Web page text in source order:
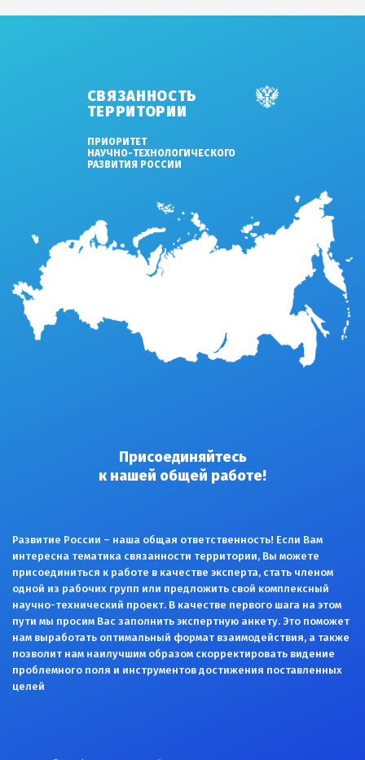
СВЯЗАННОСТЬ
ТЕРРИТОРИИ
ПРИОРИТЕТ
НАУЧНО-ТЕХНОЛОГИЧЕСКОГО
РАЗВИТИЯ РОССИИ
Присоединяйтесь
к нашей общей работе!
Развитие России – наша общая ответственность! Если Вам
интересна тематика связанности территории, Вы можете
присоединиться к работе в качестве эксперта, стать членом
одной из рабочих групп или предложить свой комплексный
научно-технический проект. В качестве первого шага на этом
пути мы просим Вас заполнить экспертную анкету. Это поможет
нам выработать оптимальный формат взаимодействия, а также
позволит нам наилучшим образом скорректировать видение
проблемного поля и инструментов достижения поставленных
целей